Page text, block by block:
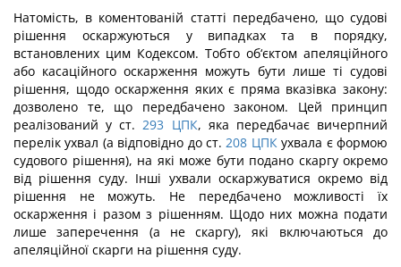
Натомість, в коментованій статті передбачено, що судові
рішення оскаржуються у випадках та в порядку,
встановлених цим Кодексом. Тобто об‘єктом апеляційного
або касаційного оскарження можуть бути лише ті судові
рішення, щодо оскарження яких є пряма вказівка закону:
дозволено те, що передбачено законом. Цей принцип
реалізований у ст. 293 ЦПК, яка передбачає вичерпний
перелік ухвал (а відповідно до ст. 208 ЦПКухвала є формою
судового рішення), на які може бути подано скаргу окремо
від рішення суду. Інші ухвали оскаржуватися окремо від
рішення не можуть. Не передбачено можливості їх
оскарження і разом з рішенням. Щодо них можна подати
лише заперечення (а не скаргу), які включаються до
апеляційної скарги на рішення суду.